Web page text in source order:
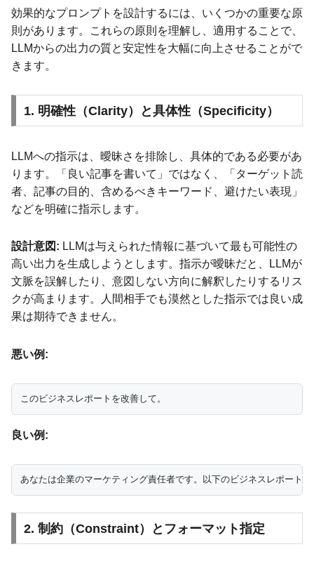
効果的なプロンプトを設計するには、いくつかの重要な原
則があります。これらの原則を理解し、適用することで、
LLMからの出力の質と安定性を大幅に向上させることがで
きます。
1. 明確性（Clarity）と具体性（Specificity）
LLMへの指示は、曖昧さを排除し、具体的である必要があ
ります。「良い記事を書いて」ではなく、「ターゲット読
者、記事の目的、含めるべきキーワード、避けたい表現」
などを明確に指示します。
設計意図: LLMは与えられた情報に基づいて最も可能性の
高い出力を生成しようとします。指示が曖昧だと、LLMが
文脈を誤解したり、意図しない方向に解釈したりするリス
クが高まります。人間相手でも漠然とした指示では良い成
果は期待できません。
悪い例:
良い例:
2. 制約（Constraint）とフォーマット指定